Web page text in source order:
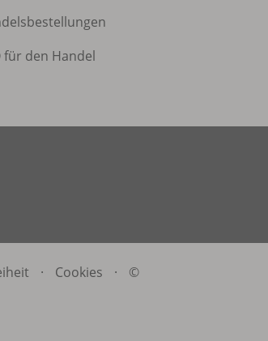
für den Handel
· Cookies ·
©